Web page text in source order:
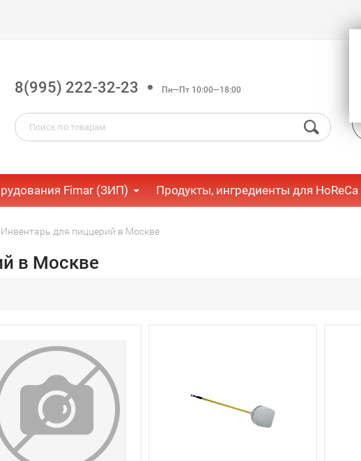
8(995) 222-32-23 Пн—Пт 10:00—18:00
Fimar (ЗИП) Продукты, ингредиенты для HoReCa
Инвентарь для пиццерий в Москве
в Москве